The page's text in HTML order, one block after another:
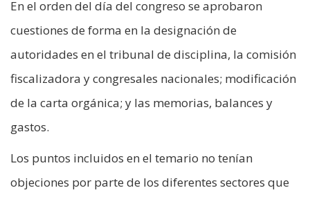
En el orden del día del congreso se aprobaron
cuestiones de forma en la designación de
autoridades en el tribunal de disciplina, la comisión
fiscalizadora y congresales nacionales; modificación
de la carta orgánica; y las memorias, balances y
gastos.
Los puntos incluidos en el temario no tenían
objeciones por parte de los diferentes sectores que